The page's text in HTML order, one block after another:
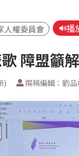
人權委員會 播
障盟籲
) 撰稿編輯：劉品